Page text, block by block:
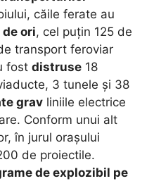
căile ferate au
ori, cel puțin 125 de
transport feroviar
fost distruse 18
3 tunele și 38
grav liniile electrice
Conform unui alt
în jurul orașului
de proiectile.
de explozibil pe